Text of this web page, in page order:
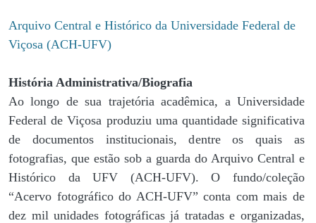
Arquivo Central e Histórico da Universidade Federal de
Viçosa (ACH-UFV)
História Administrativa/Biografia
Ao longo de sua trajetória acadêmica, a Universidade
Federal de Viçosa produziu uma quantidade significativa
de documentos institucionais, dentre os quais as
fotografias, que estão sob a guarda do Arquivo Central e
Histórico da UFV (ACH-UFV). O fundo/coleção
“Acervo fotográfico do ACH-UFV” conta com mais de
dez mil unidades fotográficas já tratadas e organizadas,